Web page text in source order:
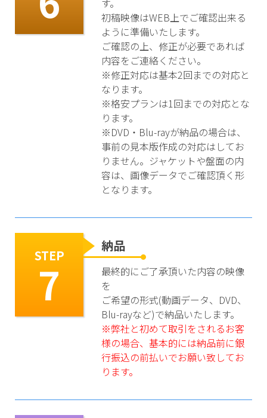
す。
初稿映像はWEB上でご確認出来る
ように準備いたします。
ご確認の上、修正が必要であれば
内容をご連絡ください。
※修正対応は基本2回までの対応と
なります。
※格安プランは1回までの対応とな
ります。
※DVD・Blu-rayが納品の場合は、
事前の見本版作成の対応はしてお
りません。ジャケットや盤面の内
容は、画像データでご確認頂く形
となります。
STEP
7
納品
最終的にご了承頂いた内容の映像
を
ご希望の形式(動画データ、DVD、
Blu-rayなど)で納品いたします。
※弊社と初めて取引をされるお客
様の場合、基本的には納品前に銀
行振込の前払いでお願い致してお
ります。